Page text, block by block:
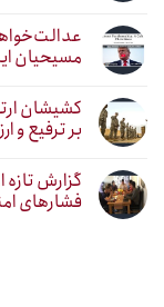
مسیحیان
کشیشان
بر ترفیع و
گزارش
فشارهای